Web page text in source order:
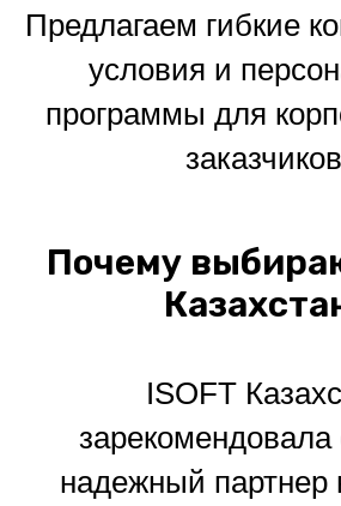
Предлагаем гибкие
условия и
программы для
Почему
ISOFT
зарекомендовала
надежный партнер